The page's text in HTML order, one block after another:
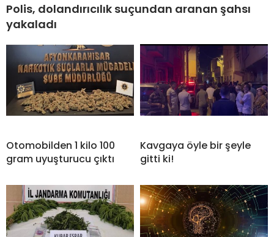
Polis, dolandırıcılık suçundan aranan şahsı
yakaladı
Otomobilden 1 kilo 100
gram uyuşturucu çıktı
Kavgaya öyle bir şeyle
gitti ki!